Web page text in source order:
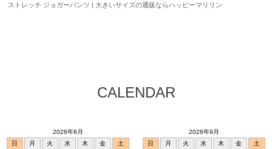
ストレッチ ジョガーパンツ | 大きいサイズの通販ならハッピーマリリン
CALENDAR
2026年8月
日
月 火 水 木 金
土
2026年9月
日
月 火 水 木 金
土